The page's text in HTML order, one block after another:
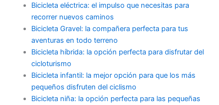
Bicicleta eléctrica: el impulso que necesitas para
recorrer nuevos caminos
Bicicleta Gravel: la compañera perfecta para tus
aventuras en todo terreno
Bicicleta híbrida: la opción perfecta para disfrutar del
cicloturismo
Bicicleta infantil: la mejor opción para que los más
pequeños disfruten del ciclismo
Bicicleta niña: la opción perfecta para las pequeñas